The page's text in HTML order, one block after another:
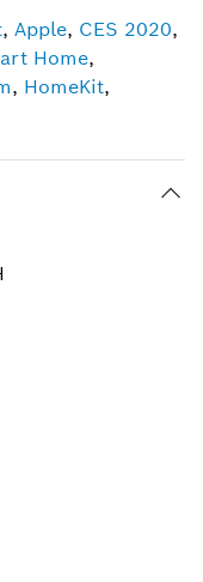
, Apple, CES 2020,
Home,
, HomeKit,